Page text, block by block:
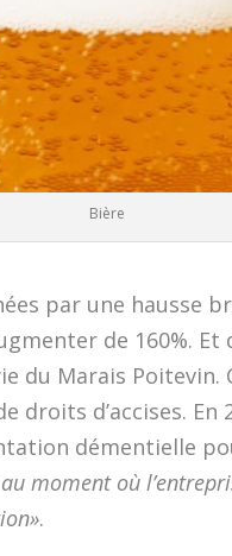
Bière
par une hausse
de 160%.
du Marais Poitevin.
droits d’accises.
démentielle
moment où
.